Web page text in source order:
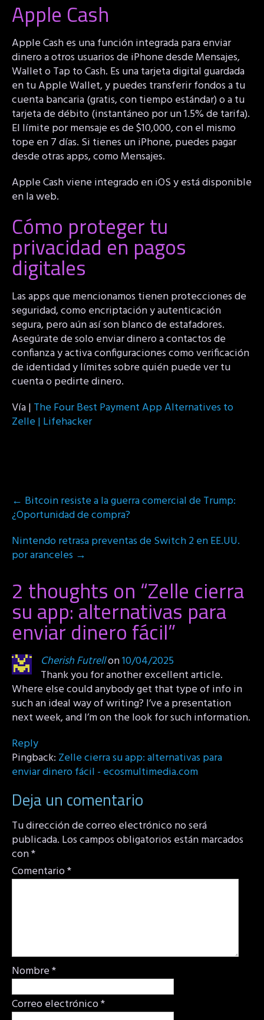
Apple Cash
Apple Cash es una función integrada para enviar
dinero a otros usuarios de iPhone desde Mensajes,
Wallet o Tap to Cash. Es una tarjeta digital guardada
en tu Apple Wallet, y puedes transferir fondos a tu
cuenta bancaria (gratis, con tiempo estándar) o a tu
tarjeta de débito (instantáneo por un 1.5% de tarifa).
El límite por mensaje es de $10,000, con el mismo
tope en 7 días. Si tienes un iPhone, puedes pagar
desde otras apps, como Mensajes.
Apple Cash viene integrado en iOS y está disponible
en la web.
Cómo proteger tu
privacidad en pagos
digitales
Las apps que mencionamos tienen protecciones de
seguridad, como encriptación y autenticación
segura, pero aún así son blanco de estafadores.
Asegúrate de solo enviar dinero a contactos de
confianza y activa configuraciones como verificación
de identidad y límites sobre quién puede ver tu
cuenta o pedirte dinero.
Vía | The Four Best Payment App Alternatives to
Zelle | Lifehacker
Post
navigation
← Bitcoin resiste a la guerra comercial de Trump:
¿Oportunidad de compra?
Nintendo retrasa preventas de Switch 2 en EE.UU.
por aranceles →
2 thoughts on “Zelle cierra
su app: alternativas para
enviar dinero fácil”
Cherish Futrellon10/04/2025
Thank you for another excellent article.
Where else could anybody get that type of info in
such an ideal way of writing? I’ve a presentation
next week, and I’m on the look for such information.
Reply
Pingback: Zelle cierra su app: alternativas para
enviar dinero fácil - ecosmultimedia.com
Deja un comentario
Tu dirección de correo electrónico no será
publicada. Los campos obligatorios están marcados
con*
Comentario*
Nombre*
Correo electrónico*